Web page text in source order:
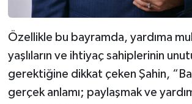
Özellikle bu bayramda, yardıma
yaşlıların ve ihtiyaç sahiplerinin
gerektiğine dikkat çeken Şahin,
gerçek anlamı; paylaşmak ve